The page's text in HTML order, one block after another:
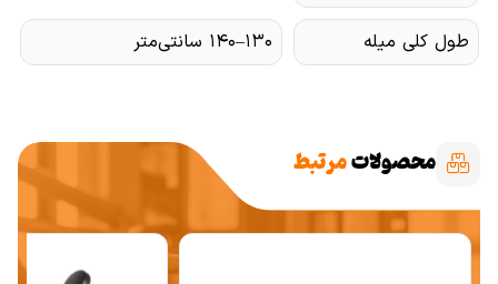
طول کلی میله ۱۳۰–۱۴۰ سانتی‌متر
محصولاتمرتبط